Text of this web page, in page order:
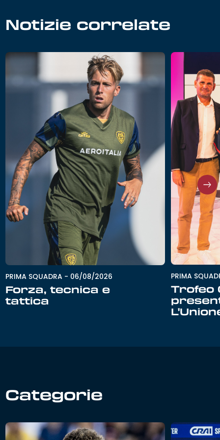
Notizie correlate
PRIMA SQUADRA - 06/08/2026
Forza, tecnica e
tattica
PRIMA
Trofeo
Categorie